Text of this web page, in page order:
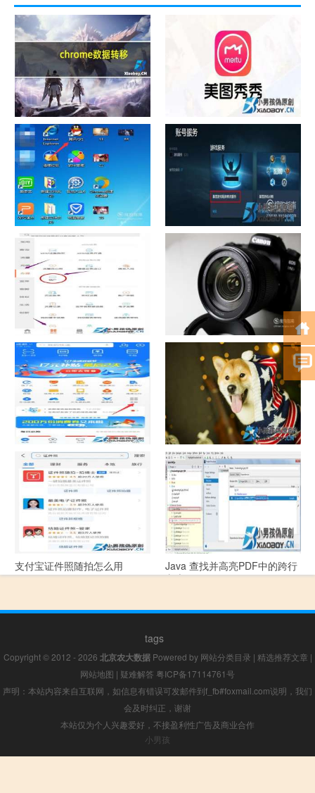
chrome数据转移 怎样给照片换背景
如何看认识QQ好友具体多少天
了
战网怎么修改昵称？
中国联通手机营业厅销户操作
指引
摄影作品的欣赏方法
支付宝怎么拍违章挣钱？
宠物定位器app开发可以解决哪
些问题？
支付宝证件照随拍怎么用
Java 查找并高亮PDF中的跨行
文本
tags
Copyright © 2012 - 2026 北京农大数据Powered by 网站分类目录 | 精选推荐文章 |
网站地图 | 疑难解答 粤ICP备17114761号
声明：本站内容来自互联网，如信息有错误可发邮件到f_fb#foxmail.com说明，我们
会及时纠正，谢谢
本站仅为个人兴趣爱好，不接盈利性广告及商业合作
小男孩